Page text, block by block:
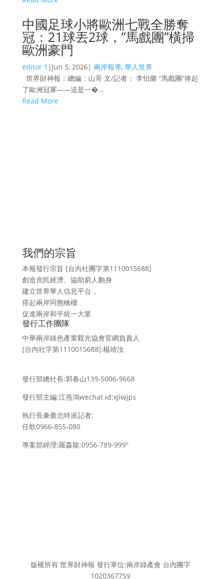
中國足球小將歐洲七戰全勝奪
冠：21球丟2球，”馬戲團”橫掃
歐洲豪門
editor 1 | Jun 5, 2026| 兩岸報導, 華人世界
世界財神報：總編：山哥 文/記者： 李怡樂 “馬戲團”捧起
了歐洲冠軍——這是一�...
Read More
我們的宗旨
本報發行宗旨 [台內社團字第1110015688]
創造庶民經濟、協助窮人翻身
建立世界華人信息平台，
搭起兩岸同胞橋樑
促進兩岸和平統一大業
發行工作團隊
中華兩岸綠色產業觀光協會官網負責人
[台內社字第1110015688]:楊靖汝
發行部總社長:郭春山139-5006-9668
發行部主編:江燕鴻wechat id:xjlwjps
執行長兼臺北特派記者:
任歌0966-855-080
專案部經理:羅森龍:0956-789-999″
版權所有 世界財神報 發行單位:兩岸綠產會 台內團字
1020367759